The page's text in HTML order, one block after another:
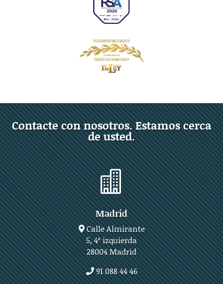
Contacte con nosotros. Estamos cerca
de usted.

Madrid
Calle Almirante
5, 4º izquierda
28004 Madrid
91 088 44 46